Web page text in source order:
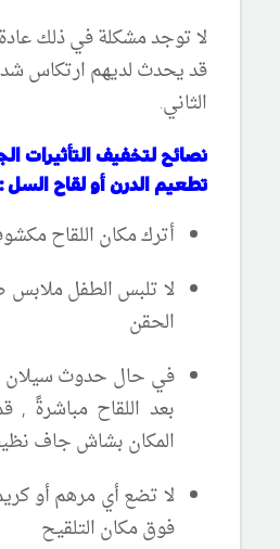
لا توجد مشكلة في ذلك
قد يحدث لديهم ارتكاس
الثاني.
نصائح لتخفيف التأثيرات
تطعيم الدرن أو لقاح السل :
أترك مكان اللقاح
لا تلبس الطفل
الحقن
في حال حدوث سيلان
بعد اللقاح مباشرةً
المكان بشاش جاف
لا تضع أي مرهم أو
فوق مكان التلقيح